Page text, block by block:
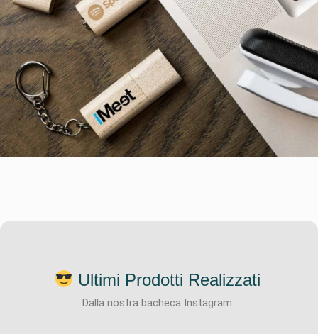
Ultimi Prodotti Realizzati
Dalla nostra bacheca Instagram